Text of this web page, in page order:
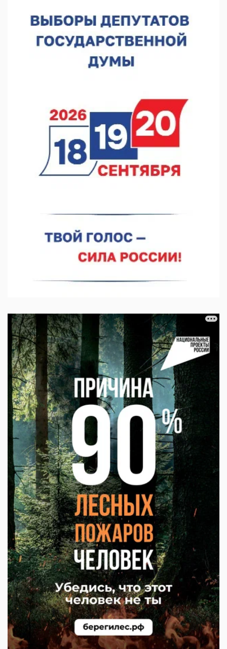
пожарного
07.08.2026 12:15
В Нижнем Новгороде прошло совещание Росгвардии
07.08.2026 12:04